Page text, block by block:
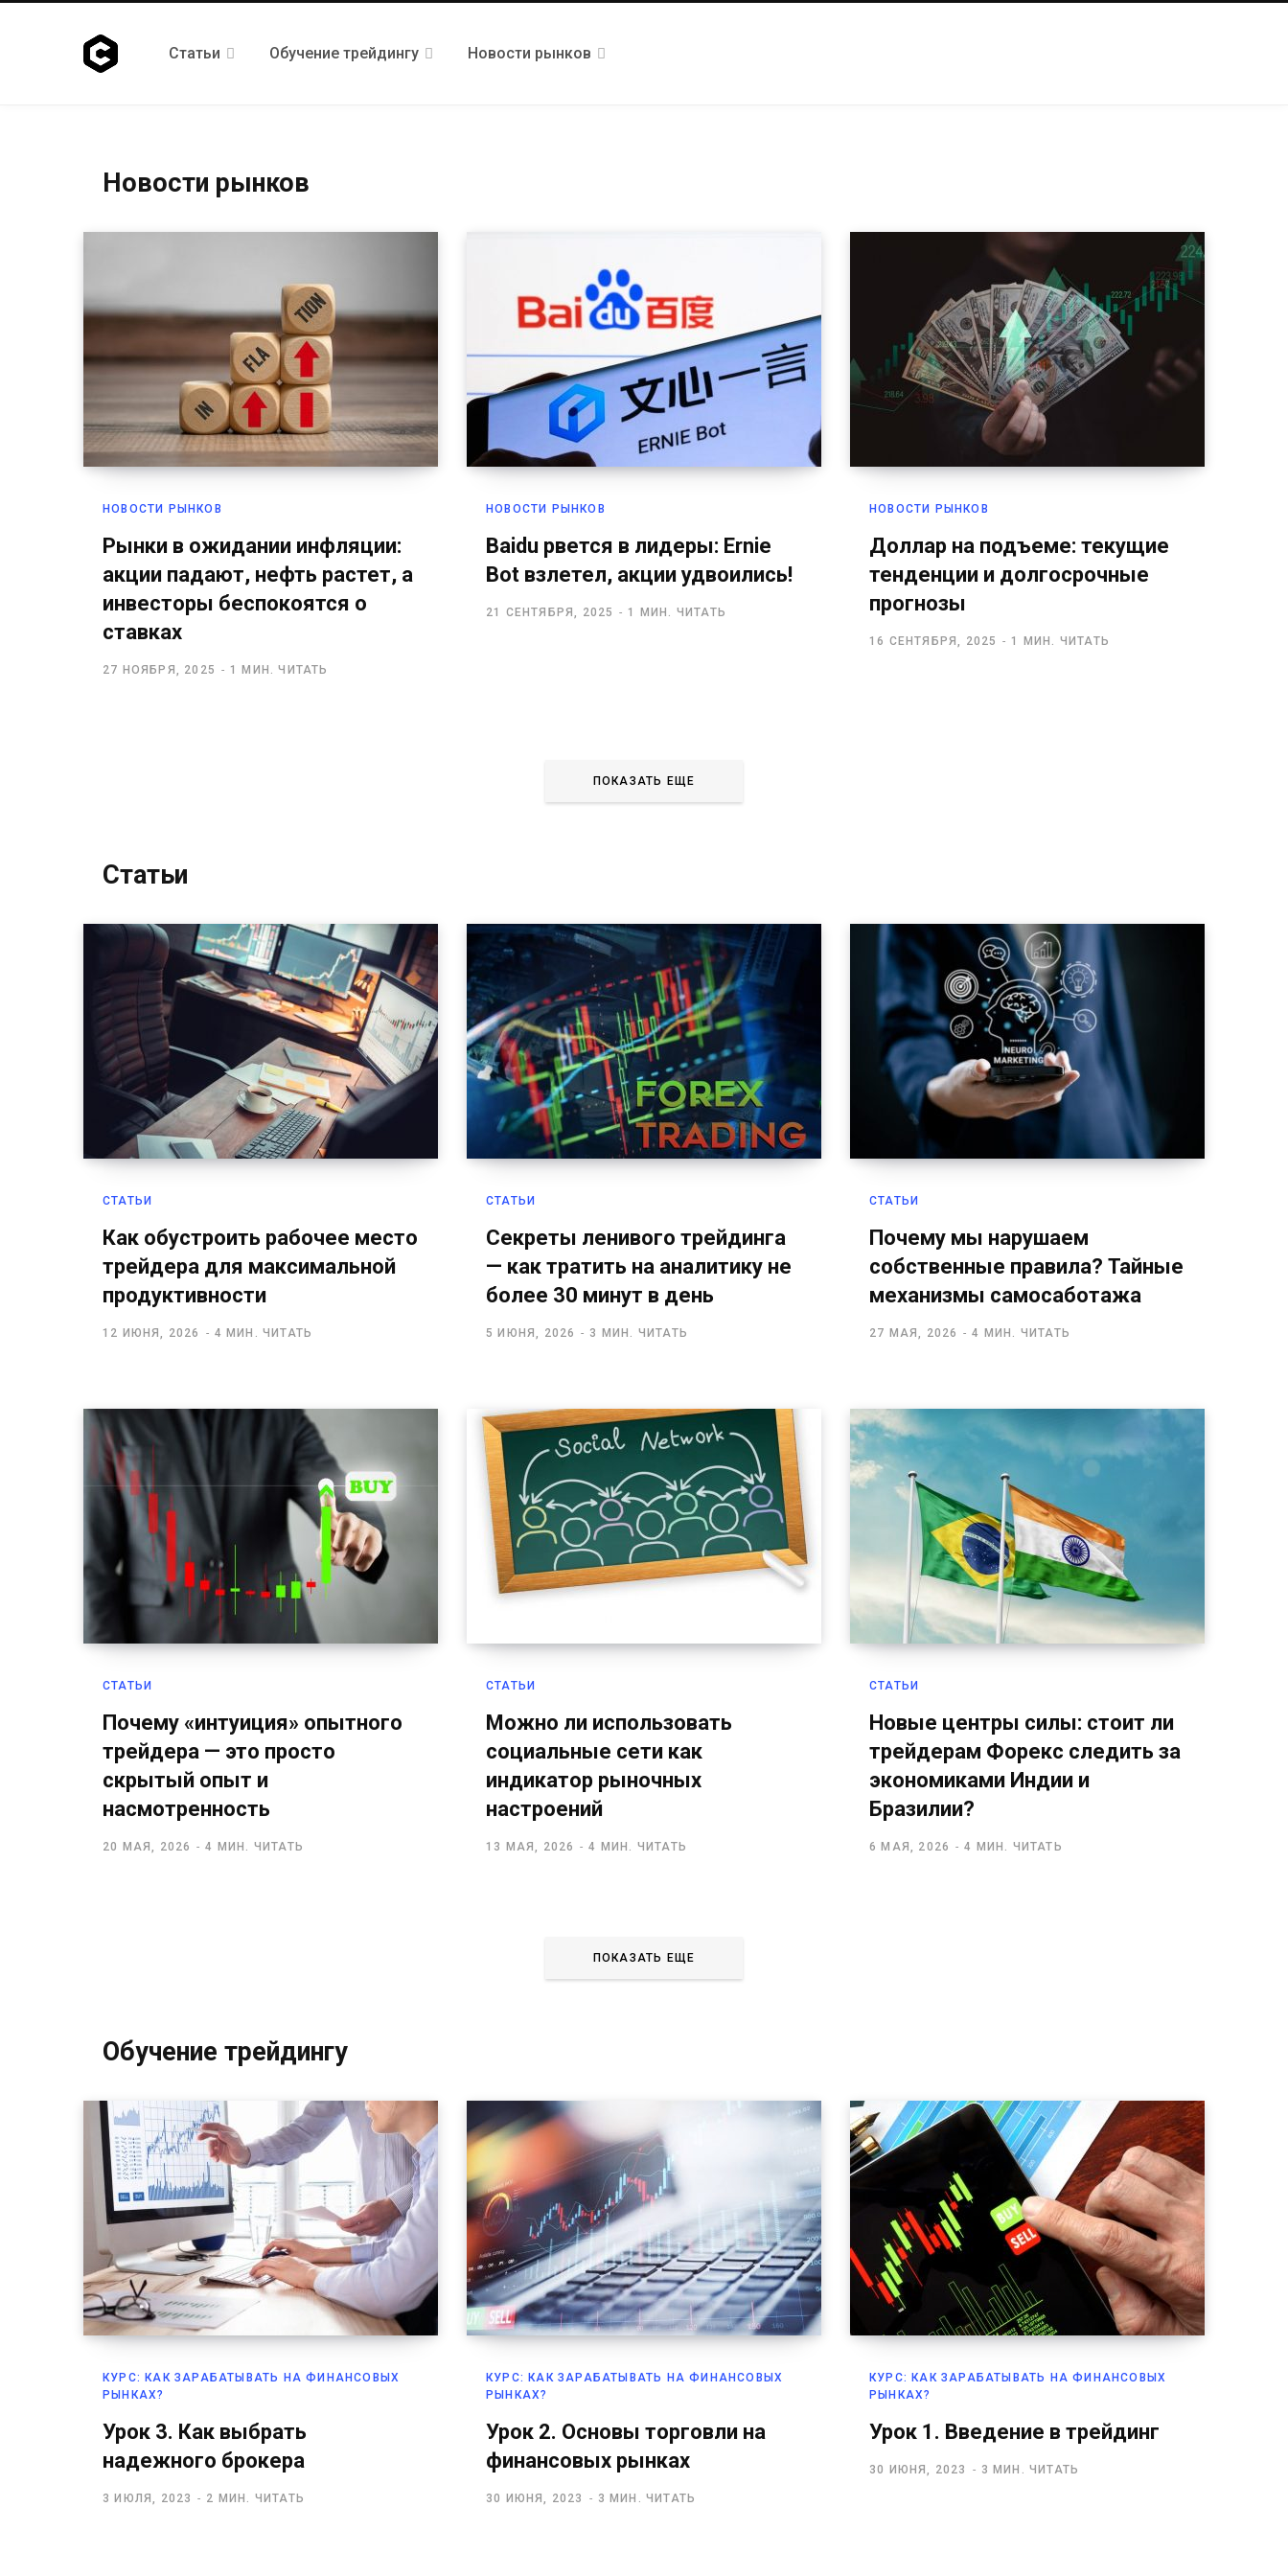
Статьи Обучение трейдингу Новости рынков
Новости рынков
НОВОСТИ РЫНКОВ
Рынки в ожидании инфляции:
акции падают, нефть растет, а
инвесторы беспокоятся о
ставках
27 НОЯБРЯ, 2025 1 МИН. ЧИТАТЬ
НОВОСТИ РЫНКОВ
Baidu рвется в лидеры: Ernie
Bot взлетел, акции удвоились!
21 СЕНТЯБРЯ, 2025 1 МИН. ЧИТАТЬ
НОВОСТИ РЫНКОВ
Доллар на подъеме: текущие
тенденции и долгосрочные
прогнозы
16 СЕНТЯБРЯ, 2025 1 МИН. ЧИТАТЬ
ПОКАЗАТЬ ЕЩЕ
Статьи
СТАТЬИ
Как обустроить рабочее место
трейдера для максимальной
продуктивности
12 ИЮНЯ, 2026 4 МИН. ЧИТАТЬ
СТАТЬИ
Секреты ленивого трейдинга
— как тратить на аналитику не
более 30 минут в день
5 ИЮНЯ, 2026 3 МИН. ЧИТАТЬ
СТАТЬИ
Почему мы нарушаем
собственные правила? Тайные
механизмы самосаботажа
27 МАЯ, 2026 4 МИН. ЧИТАТЬ
СТАТЬИ
Почему «интуиция» опытного
трейдера — это просто
скрытый опыт и
насмотренность
20 МАЯ, 2026 4 МИН. ЧИТАТЬ
СТАТЬИ
Можно ли использовать
социальные сети как
индикатор рыночных
настроений
13 МАЯ, 2026 4 МИН. ЧИТАТЬ
СТАТЬИ
Новые центры силы: стоит ли
трейдерам Форекс следить за
экономиками Индии и
Бразилии?
6 МАЯ, 2026 4 МИН. ЧИТАТЬ
ПОКАЗАТЬ ЕЩЕ
Обучение трейдингу
КУРС: КАК ЗАРАБАТЫВАТЬ НА ФИНАНСОВЫХ
РЫНКАХ?
Урок 3. Как выбрать
надежного брокера
3 ИЮЛЯ, 2023 2 МИН. ЧИТАТЬ
КУРС: КАК ЗАРАБАТЫВАТЬ НА ФИНАНСОВЫХ
РЫНКАХ?
Урок 2. Основы торговли на
финансовых рынках
30 ИЮНЯ, 2023 3 МИН. ЧИТАТЬ
КУРС: КАК ЗАРАБАТЫВАТЬ НА ФИНАНСОВЫХ
РЫНКАХ?
Урок 1. Введение в трейдинг
30 ИЮНЯ, 2023 3 МИН. ЧИТАТЬ